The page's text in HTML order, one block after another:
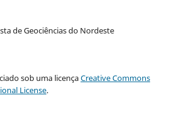
de Geociências do Nordeste
sob uma licençaCreative Commons
License.